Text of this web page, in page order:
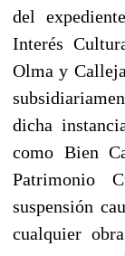
del
Interés
Olma y
dicha
como Bien
Patrimonio
suspensión
cualquier